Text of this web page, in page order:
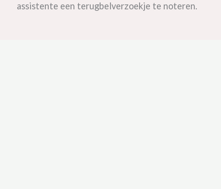
assistente een terugbelverzoekje te noteren.